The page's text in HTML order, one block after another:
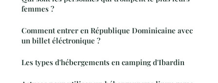
femmes ?
Comment entrer en République Dominicaine avec
un billet éléctronique ?
Les types d'hébergements en camping d'Ibardin